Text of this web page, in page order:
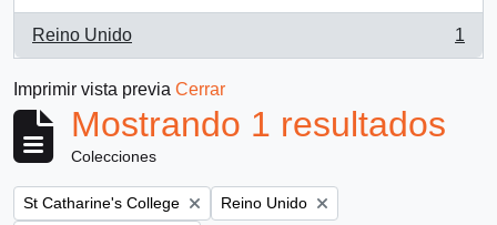
Reino Unido
, 1 resultados
1
Imprimir vista previa Cerrar
Mostrando 1 resultados
Colecciones
Remove filter:
St Catharine's College Remove filter:
Reino Unido